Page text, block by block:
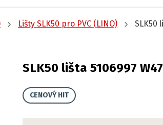
Lišty SLK50 pro PVC (LINO) SLK50
SLK50 lišta 5106997
CENOVÝ HIT